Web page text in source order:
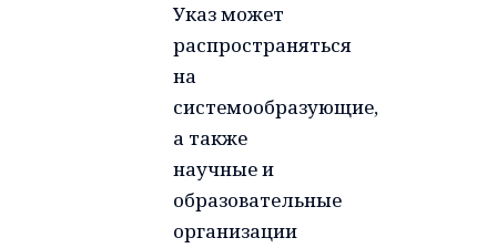
Указ может
распространяться
на
системообразующие,
а также
научные и
образовательные
организации